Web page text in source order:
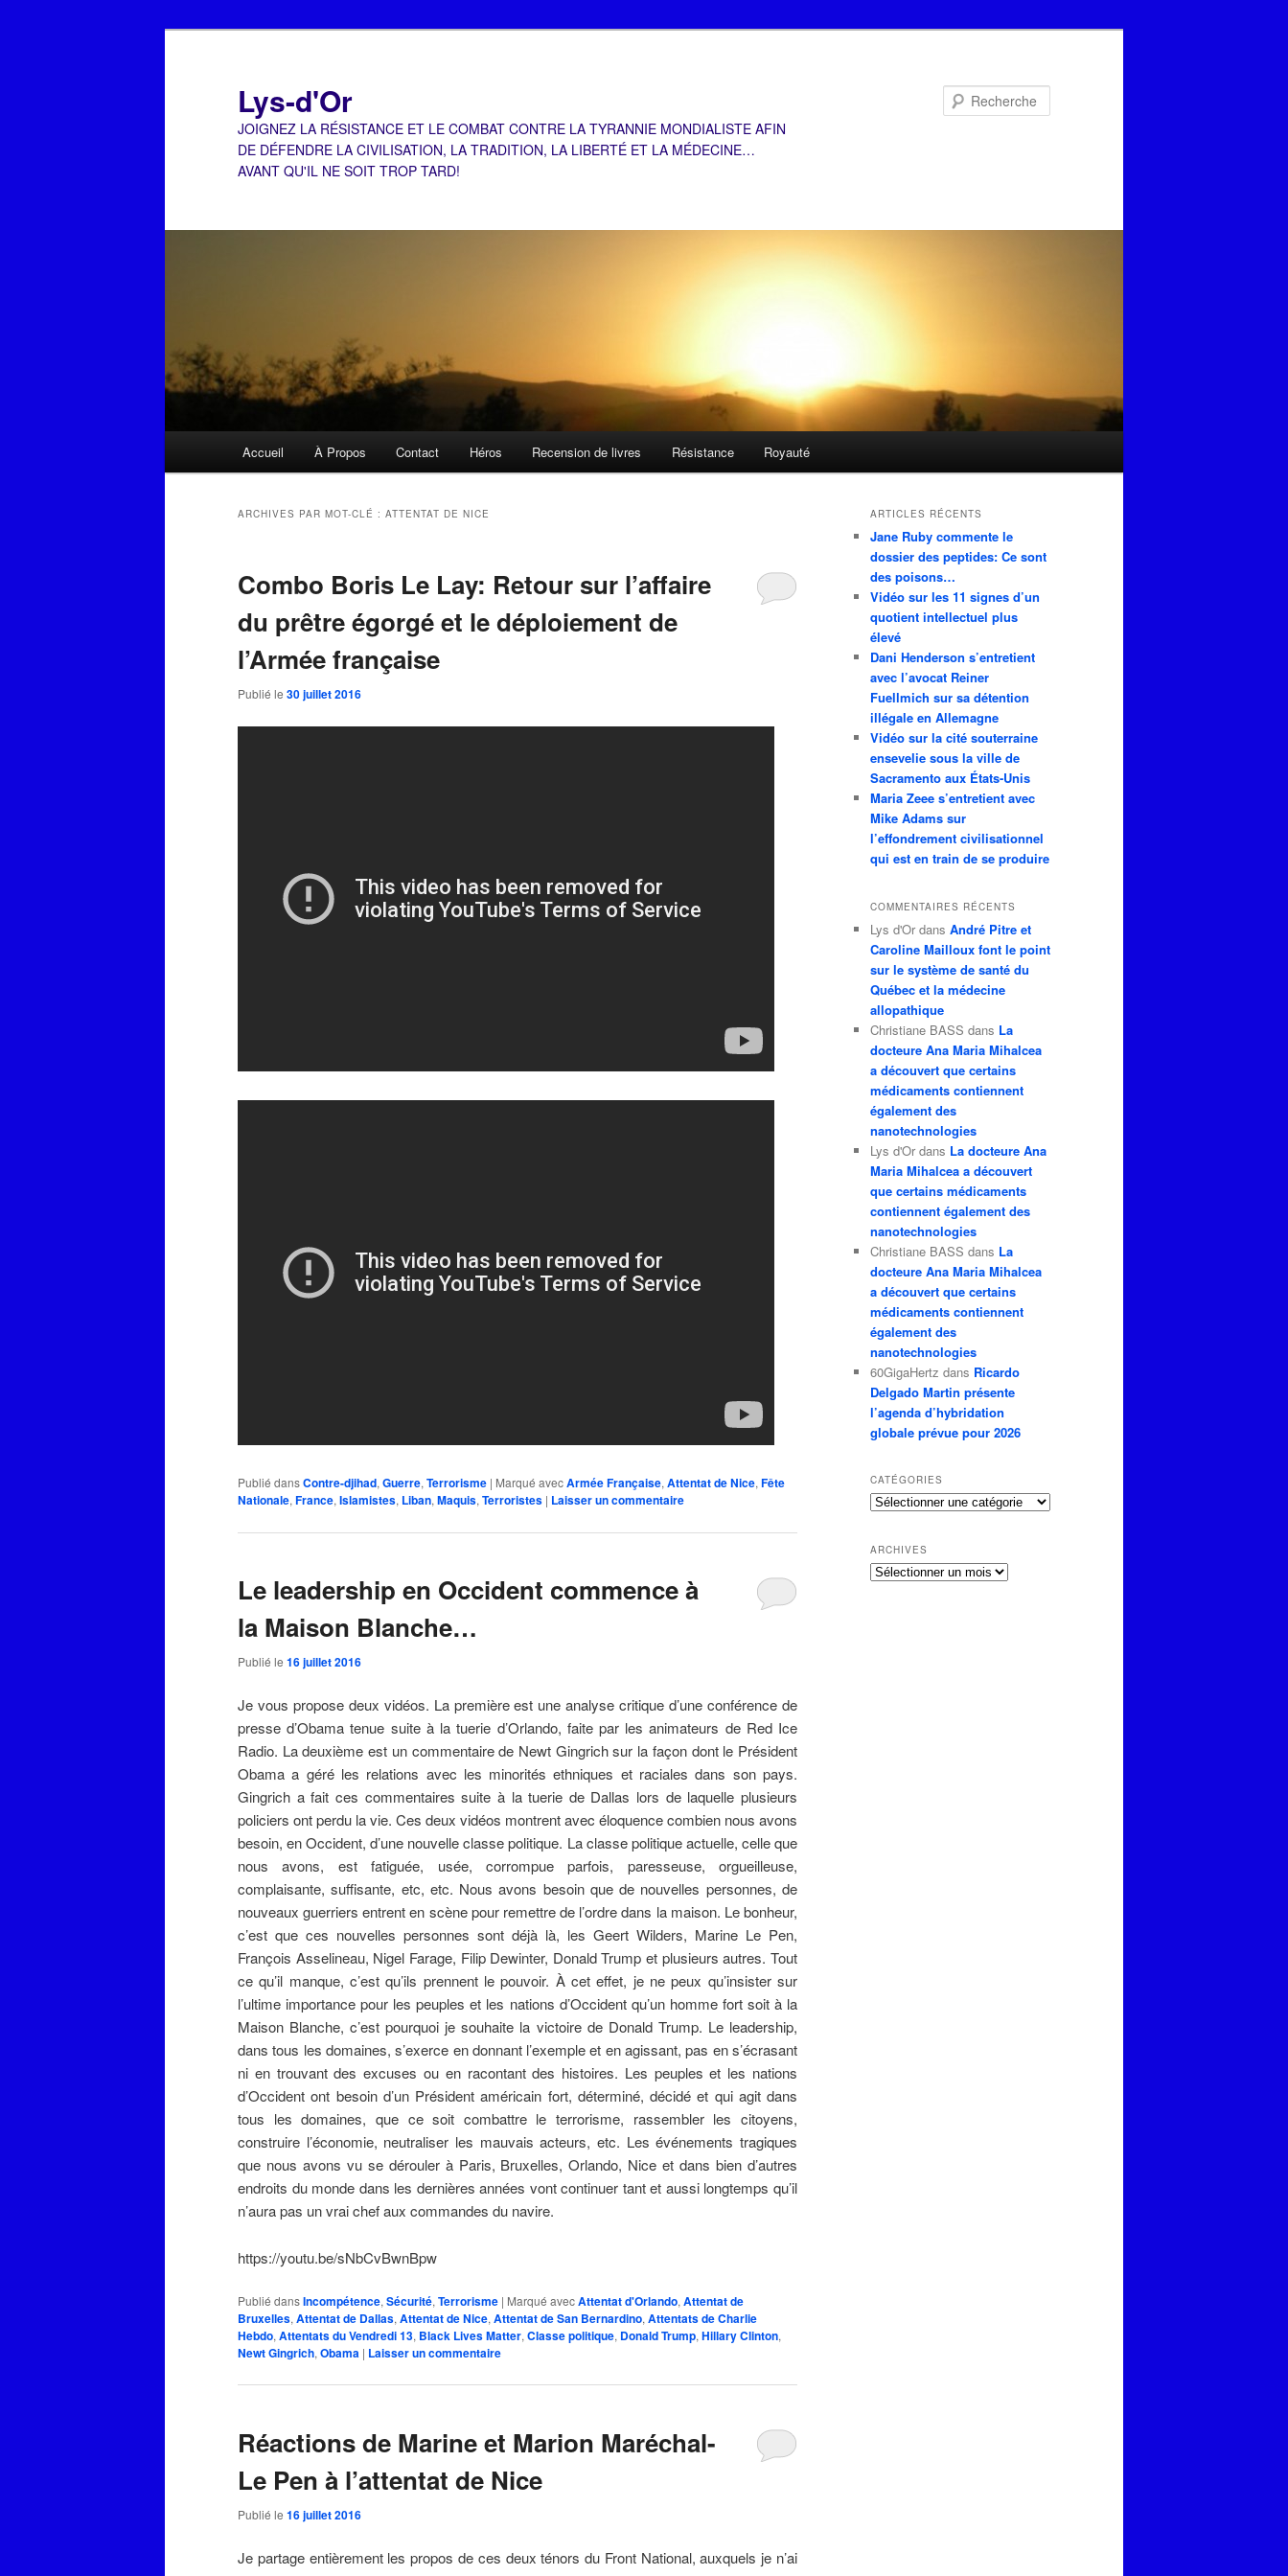
Lys-d'Or
JOIGNEZ LA RÉSISTANCE ET LE COMBAT CONTRE LA TYRANNIE MONDIALISTE AFIN
DE DÉFENDRE LA CIVILISATION, LA TRADITION, LA LIBERTÉ ET LA MÉDECINE…
AVANT QU'IL NE SOIT TROP TARD!
Accueil À Propos Contact Héros Recension de livres Résistance Royauté
ARCHIVES PAR MOT-CLÉ : ATTENTAT DE NICE
Combo Boris Le Lay: Retour sur l’affaire
du prêtre égorgé et le déploiement de
l’Armée française
Publié le 30 juillet 2016
Publié dansContre-djihad, Guerre, Terrorisme | Marqué avecArmée Française, Attentat de Nice, Fête
Nationale, France, Islamistes, Liban, Maquis, Terroristes | Laisser un commentaire
Le leadership en Occident commence à
la Maison Blanche…
Publié le 16 juillet 2016
Je vous propose deux vidéos. La première est une analyse critique d’une conférence de
presse d’Obama tenue suite à la tuerie d’Orlando, faite par les animateurs de Red Ice
Radio. La deuxième est un commentaire de Newt Gingrich sur la façon dont le Président
Obama a géré les relations avec les minorités ethniques et raciales dans son pays.
Gingrich a fait ces commentaires suite à la tuerie de Dallas lors de laquelle plusieurs
policiers ont perdu la vie. Ces deux vidéos montrent avec éloquence combien nous avons
besoin, en Occident, d’une nouvelle classe politique. La classe politique actuelle, celle que
nous avons, est fatiguée, usée, corrompue parfois, paresseuse, orgueilleuse,
complaisante, suffisante, etc, etc. Nous avons besoin que de nouvelles personnes, de
nouveaux guerriers entrent en scène pour remettre de l’ordre dans la maison. Le bonheur,
c’est que ces nouvelles personnes sont déjà là, les Geert Wilders, Marine Le Pen,
François Asselineau, Nigel Farage, Filip Dewinter, Donald Trump et plusieurs autres. Tout
ce qu’il manque, c’est qu’ils prennent le pouvoir. À cet effet, je ne peux qu’insister sur
l’ultime importance pour les peuples et les nations d’Occident qu’un homme fort soit à la
Maison Blanche, c’est pourquoi je souhaite la victoire de Donald Trump. Le leadership,
dans tous les domaines, s’exerce en donnant l’exemple et en agissant, pas en s’écrasant
ni en trouvant des excuses ou en racontant des histoires. Les peuples et les nations
d’Occident ont besoin d’un Président américain fort, déterminé, décidé et qui agit dans
tous les domaines, que ce soit combattre le terrorisme, rassembler les citoyens,
construire l’économie, neutraliser les mauvais acteurs, etc. Les événements tragiques
que nous avons vu se dérouler à Paris, Bruxelles, Orlando, Nice et dans bien d’autres
endroits du monde dans les dernières années vont continuer tant et aussi longtemps qu’il
n’aura pas un vrai chef aux commandes du navire.
https://youtu.be/sNbCvBwnBpw
Publié dansIncompétence, Sécurité, Terrorisme | Marqué avecAttentat d'Orlando, Attentat de
Bruxelles, Attentat de Dallas, Attentat de Nice, Attentat de San Bernardino, Attentats de Charlie
Hebdo, Attentats du Vendredi 13, Black Lives Matter, Classe politique, Donald Trump, Hillary Clinton,
Newt Gingrich, Obama | Laisser un commentaire
Réactions de Marine et Marion Maréchal-
Le Pen à l’attentat de Nice
Publié le 16 juillet 2016
Je partage entièrement les propos de ces deux ténors du Front National, auxquels je n’ai
ARTICLES RÉCENTS
Jane Ruby commente le
dossier des peptides: Ce sont
des poisons…
Vidéo sur les 11 signes d’un
quotient intellectuel plus
élevé
Dani Henderson s’entretient
avec l’avocat Reiner
Fuellmich sur sa détention
illégale en Allemagne
Vidéo sur la cité souterraine
ensevelie sous la ville de
Sacramento aux États-Unis
Maria Zeee s’entretient avec
Mike Adams sur
l’effondrement civilisationnel
qui est en train de se produire
COMMENTAIRES RÉCENTS
Lys d'Or dans André Pitre et
Caroline Mailloux font le point
sur le système de santé du
Québec et la médecine
allopathique
Christiane BASS dans La
docteure Ana Maria Mihalcea
a découvert que certains
médicaments contiennent
également des
nanotechnologies
Lys d'Or dans La docteure Ana
Maria Mihalcea a découvert
que certains médicaments
contiennent également des
nanotechnologies
Christiane BASS dans La
docteure Ana Maria Mihalcea
a découvert que certains
médicaments contiennent
également des
nanotechnologies
60GigaHertz dans Ricardo
Delgado Martin présente
l’agenda d’hybridation
globale prévue pour 2026
CATÉGORIES
Catégories
ARCHIVES
Archives